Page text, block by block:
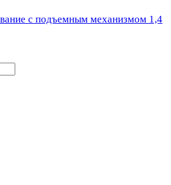
с подъемным механизмом 1,4